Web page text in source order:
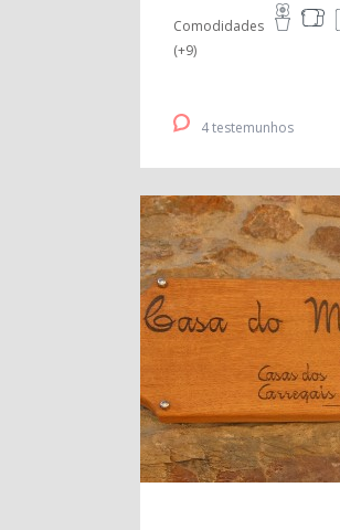
Comodidades
(+9)
4 testemunhos